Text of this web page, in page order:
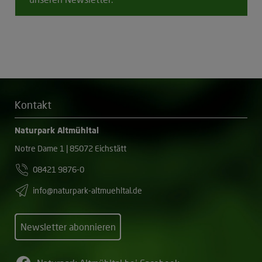
Kontakt
Naturpark Altmühltal
Notre Dame 1 | 85072 Eichstätt
08421 9876-0
info@naturpark-altmuehltal.de
Newsletter abonnieren